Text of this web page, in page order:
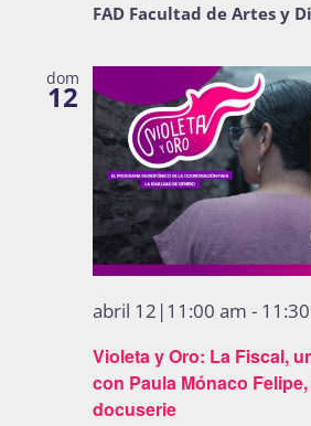
FAD Facultad de Artes y
dom
12
Violeta y Oro: La Fiscal,
con Paula Mónaco
docuserie
abril 12|11:00 am -